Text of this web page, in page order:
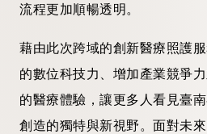
流程更加順暢透明。
藉由此次跨域的創新醫療照護
的數位科技力、增加產業競爭
的醫療體驗，讓更多人看見臺
創造的獨特與新視野。面對未